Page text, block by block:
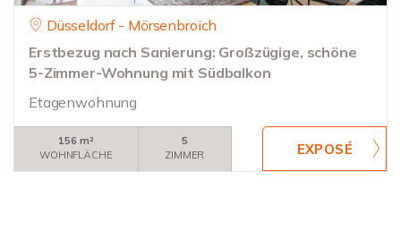
Düsseldorf - Mörsenbroich
Erstbezug nach Sanierung: Großzügige, schöne
5-Zimmer-Wohnung mit Südbalkon
Etagenwohnung
156 m²
WOHNFLÄCHE
5
ZIMMER